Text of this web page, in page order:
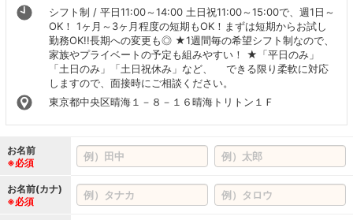
シフト制 / 平日11:00～14:00 土日祝11:00～15:00で、週1日～
OK！ 1ヶ月～3ヶ月程度の短期もOK！まずは短期からお試し
勤務OK!!長期への変更も◎ ★1週間毎の希望シフト制なので、
家族やプライベートの予定も組みやすい！ ★「平日のみ」
「土日のみ」「土日祝休み」など、 できる限り柔軟に対応
しますので、面接時にご相談ください。
東京都中央区晴海１－８－１６晴海トリトン１Ｆ
お名前
※必須
お名前(カナ)
※必須